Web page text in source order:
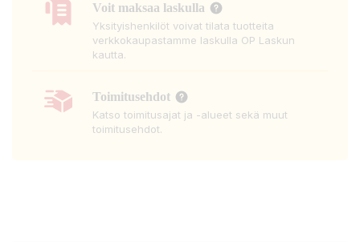
Voit maksaa laskulla
Yksityishenkilöt voivat tilata tuotteita
verkkokaupastamme laskulla OP Laskun
kautta.
Toimitusehdot
Katso toimitusajat ja -alueet sekä muut
toimitusehdot.